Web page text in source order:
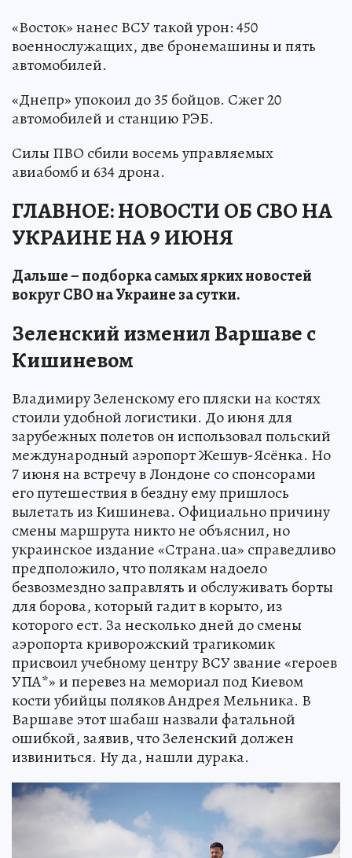
«Восток» нанес ВСУ такой урон: 450
военнослужащих, две бронемашины и пять
автомобилей.
«Днепр» упокоил до 35 бойцов. Сжег 20
автомобилей и станцию РЭБ.
Силы ПВО сбили восемь управляемых
авиабомб и 634 дрона.
ГЛАВНОЕ: НОВОСТИ ОБ СВО НА
УКРАИНЕ НА 9 ИЮНЯ
Дальше – подборка самых ярких новостей
вокруг СВО на Украине за сутки.
Зеленский изменил Варшаве с
Кишиневом
Владимиру Зеленскому его пляски на костях
стоили удобной логистики. До июня для
зарубежных полетов он использовал польский
международный аэропорт Жешув-Ясёнка. Но
7 июня на встречу в Лондоне со спонсорами
его путешествия в бездну ему пришлось
вылетать из Кишинева. Официально причину
смены маршрута никто не объяснил, но
украинское издание «Страна.ua» справедливо
предположило, что полякам надоело
безвозмездно заправлять и обслуживать борты
для борова, который гадит в корыто, из
которого ест. За несколько дней до смены
аэропорта криворожский трагикомик
присвоил учебному центру ВСУ звание «героев
УПА*» и перевез на мемориал под Киевом
кости убийцы поляков Андрея Мельника. В
Варшаве этот шабаш назвали фатальной
ошибкой, заявив, что Зеленский должен
извиниться. Ну да, нашли дурака.